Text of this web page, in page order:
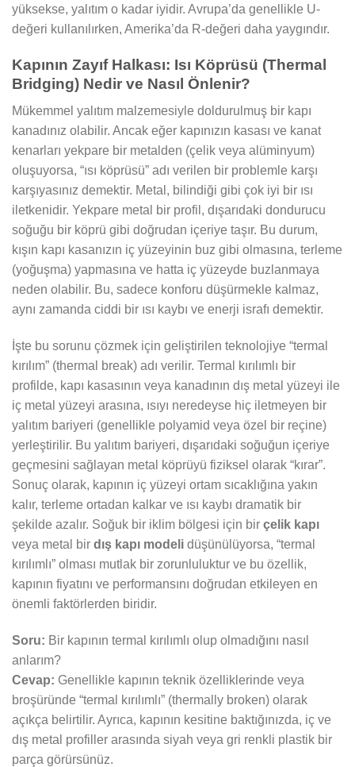
yüksekse, yalıtım o kadar iyidir. Avrupa’da genellikle U-
değeri kullanılırken, Amerika’da R-değeri daha yaygındır.
Kapının Zayıf Halkası: Isı Köprüsü (Thermal
Bridging) Nedir ve Nasıl Önlenir?
Mükemmel yalıtım malzemesiyle doldurulmuş bir kapı
kanadınız olabilir. Ancak eğer kapınızın kasası ve kanat
kenarları yekpare bir metalden (çelik veya alüminyum)
oluşuyorsa, “ısı köprüsü” adı verilen bir problemle karşı
karşıyasınız demektir. Metal, bilindiği gibi çok iyi bir ısı
iletkenidir. Yekpare metal bir profil, dışarıdaki dondurucu
soğuğu bir köprü gibi doğrudan içeriye taşır. Bu durum,
kışın kapı kasanızın iç yüzeyinin buz gibi olmasına, terleme
(yoğuşma) yapmasına ve hatta iç yüzeyde buzlanmaya
neden olabilir. Bu, sadece konforu düşürmekle kalmaz,
aynı zamanda ciddi bir ısı kaybı ve enerji israfı demektir.
İşte bu sorunu çözmek için geliştirilen teknolojiye “termal
kırılım” (thermal break) adı verilir. Termal kırılımlı bir
profilde, kapı kasasının veya kanadının dış metal yüzeyi ile
iç metal yüzeyi arasına, ısıyı neredeyse hiç iletmeyen bir
yalıtım bariyeri (genellikle polyamid veya özel bir reçine)
yerleştirilir. Bu yalıtım bariyeri, dışarıdaki soğuğun içeriye
geçmesini sağlayan metal köprüyü fiziksel olarak “kırar”.
Sonuç olarak, kapının iç yüzeyi ortam sıcaklığına yakın
kalır, terleme ortadan kalkar ve ısı kaybı dramatik bir
şekilde azalır. Soğuk bir iklim bölgesi için bir çelik kapı
veya metal bir dış kapı modeli düşünülüyorsa, “termal
kırılımlı” olması mutlak bir zorunluluktur ve bu özellik,
kapının fiyatını ve performansını doğrudan etkileyen en
önemli faktörlerden biridir.
Soru: Bir kapının termal kırılımlı olup olmadığını nasıl
anlarım?
Cevap: Genellikle kapının teknik özelliklerinde veya
broşüründe “termal kırılımlı” (thermally broken) olarak
açıkça belirtilir. Ayrıca, kapının kesitine baktığınızda, iç ve
dış metal profiller arasında siyah veya gri renkli plastik bir
parça görürsünüz.